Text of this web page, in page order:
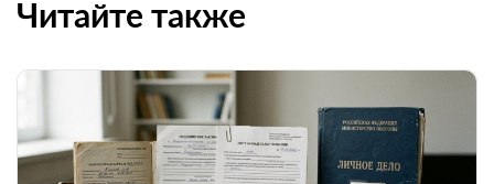
Читайте также